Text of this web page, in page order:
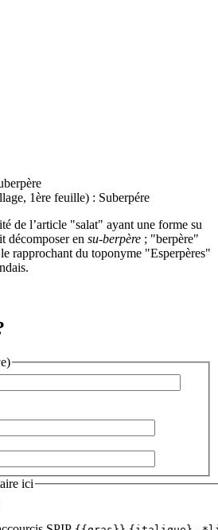
1ère feuille) : Suberpére
de l’article "salat" ayant une forme su
décomposer en su-berpère ; "berpère"
rapprochant du toponyme "Esperpères"
ici